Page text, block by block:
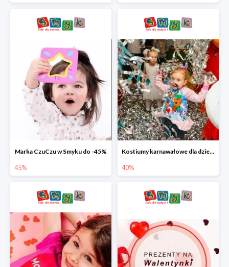
Marka CzuCzu w Smyku do -45%
45%
Kostiumy karnawałowe dla dzieci w Smyku do -40%
40%